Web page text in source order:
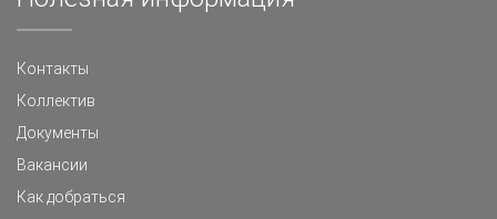
Контакты
Коллектив
Документы
Вакансии
Как добраться